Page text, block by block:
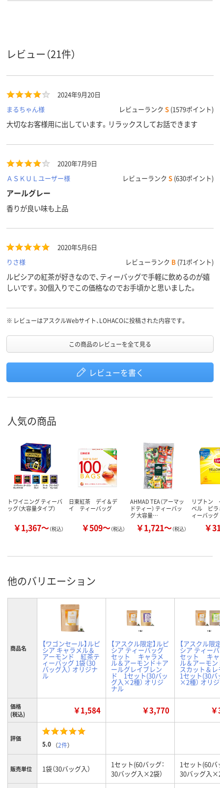
レビュー（21件）
2024年9月20日
まるちゃん様
レビューランク S (1579ポイント)
大切なお客様用に出しています。リラックスしてお話できます
2020年7月9日
ＡＳＫＵＬユーザー様
レビューランク S (630ポイント)
アールグレー
香りが良い味も上品
2020年5月6日
りさ様
レビューランク B (71ポイント)
ルピシアの紅茶が好きなので、ティーバッグで手軽に飲めるのが嬉
しいです。30個入りでこの価格なのでお手頃かと思いました。
※ レビューはアスクルWebサイト、LOHACOに投稿された内容です。
この商品のレビューを全て見る
レビューを書く
人気の商品
トワイニング ティーバ
ッグ（大容量タイプ）
￥1,367～（税込）
日東紅茶 デイ＆デ
イ ティーバッグ
￥509～（税込）
AHMAD TEA（アーマッ
ドティー） ティーバッ
グ 大容量…
￥1,721～（税込）
リプトン
ベル ピラ
ィーバッグ
￥
他のバリエーション
商品名 【ワゴンセール】ルピ
シア キャラメル＆
アーモンド 紅茶テ
ィーバッグ 1袋（30
バッグ入） オリジナ
ル
【アスクル限定】ルピ
シア ティーバッグ
セット キャラメ
ル＆アーモンド＋ア
ールグレイブレン
ド 1セット(30バッ
グ入×2種） オリジ
ナル
【アスクル限
シア ティー
セット キャ
ル＆アーモ
スカット＆
1セット(30バ
×2種） オリ
価格
(税込)
￥1,584 ￥3,770
評価
5.0 （2件）
販売単位 1袋（30バッグ入）
1セット(60バッグ：
30バッグ入×2袋）
1セット(60バ
30バッグ入